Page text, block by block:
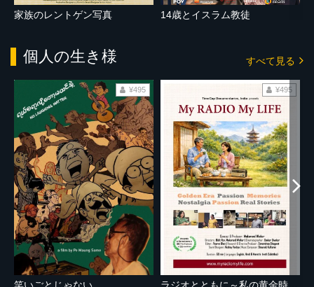
家族のレントゲン写真 14歳とイスラム教徒
個人の生き様 すべて見る
¥495 ¥495